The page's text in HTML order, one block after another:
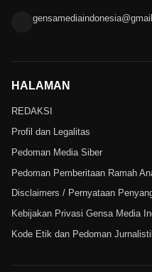
HALAMAN
REDAKSI
Profil dan Legalitas
Pedoman Media Siber
Pedoman Pemberitaan Ramah
Disclaimers / Pernyataan
Kebijakan Privasi Gensa Media
Kode Etik dan Pedoman